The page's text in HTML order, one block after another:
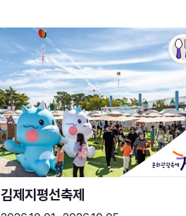
김제지평선축제